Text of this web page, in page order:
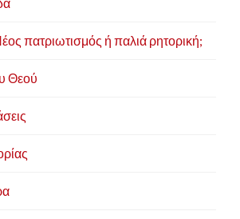
πατριωτισμός ή παλιά ρητορική;
Θεού